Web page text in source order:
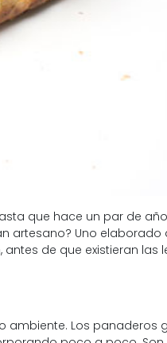
que hace un par de
artesano? Uno elaborado
de que existieran las
ambiente. Los panaderos